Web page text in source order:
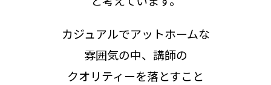
カジュアルでアットホームな
雰囲気の中、講師の
クオリティーを落とすこと